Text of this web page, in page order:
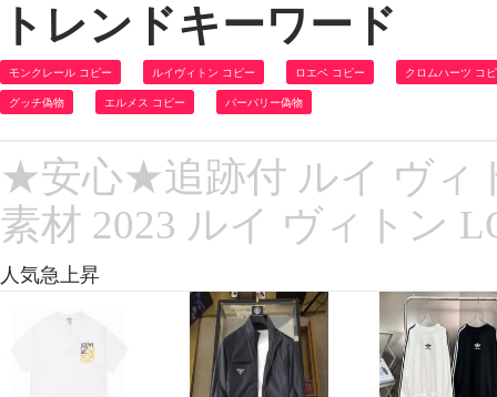
トレンドキーワード
モンクレール コピー ルイヴィトン コピー ロエベ コピー クロムハーツ コ
グッチ偽物 エルメス コピー バーバリー偽物
★安心★追跡付 ルイ ヴィ
素材 2023 ルイ ヴィトン
人気急上昇